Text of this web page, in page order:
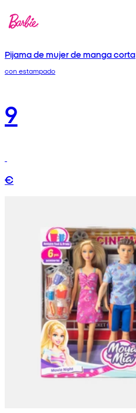
Pijama de mujer de manga corta
con estampado
9
€